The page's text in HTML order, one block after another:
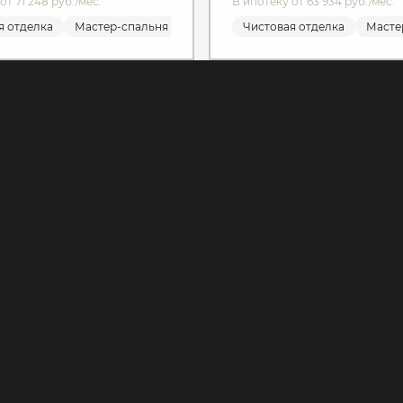
Мастер-спальня
отделка
Мастер-спальня Чистовая отделка Мастер-
Чистовая отделка